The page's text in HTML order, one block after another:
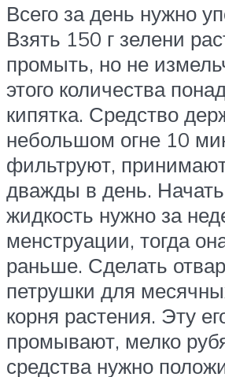
Всего за день нужно
Взять 150 г зелени
промыть, но не
этого количества
кипятка. Средство
небольшом огне 10
фильтруют,
дважды в день.
жидкость нужно за
менструации, тогда
раньше. Сделать
петрушки для
корня растения. Эту
промывают, мелко
средства нужно